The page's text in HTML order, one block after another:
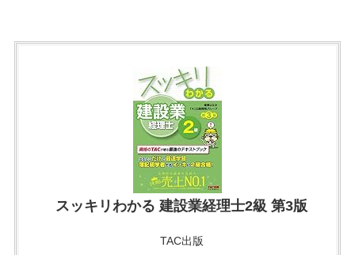
スッキリわかる 建設業経理士2級 第3版
TAC出版